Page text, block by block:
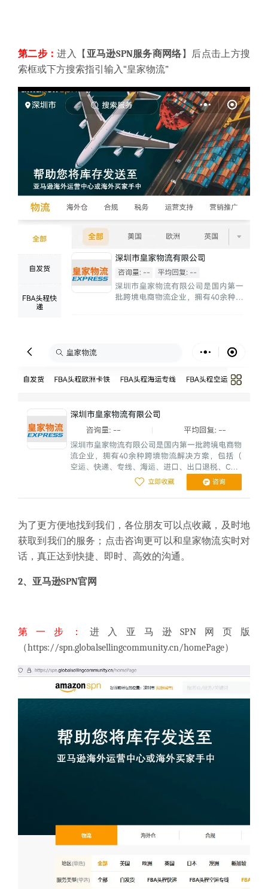
第二步：进入【 亚马逊SPN服务商网络】后点击上方搜
索框或下方搜索指引输入“皇家物流”
为了更方便地找到我们，各位朋友可以点收藏，及时地
获取到我们的服务；点击咨询更可以和皇家物流实时对
话，真正达到快捷、即时、高效的沟通。
2、亚马逊SPN官网
第一步：进入亚马逊SPN网页版
（https://spn.globalsellingcommunity.cn/homePage）